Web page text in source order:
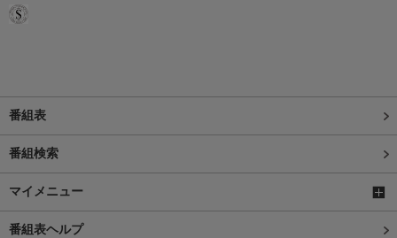
番組表
番組検索
マイメニュー
番組表ヘルプ